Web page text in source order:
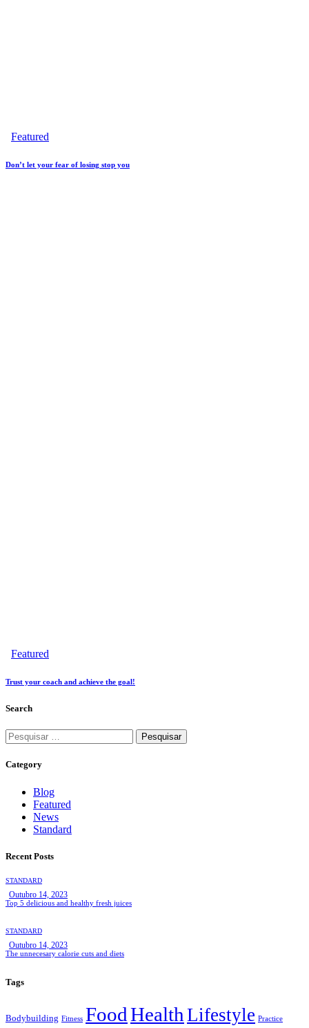
Featured
Don’t let your fear of losing stop you
Featured
Trust your coach and achieve the goal!
Search
Category
Blog
Featured
News
Standard
Recent Posts
STANDARD
Outubro 14, 2023
Top 5 delicious and healthy fresh juices
STANDARD
Outubro 14, 2023
The unnecesary calorie cuts and diets
Tags
Bodybuilding Fitness FoodHealth Lifestyle Practice